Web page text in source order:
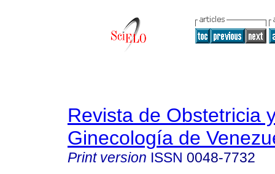
Revista de Obstetricia
Ginecología de
Print version ISSN 0048-7732